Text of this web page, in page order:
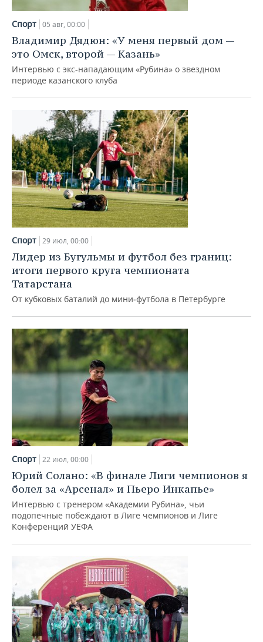
НЕФТЕХИМИЯ
НЕФТЬ
ОПК
ЭНЕРГЕТИКА
РОЗНИЧНАЯ ТОРГОВЛЯ
ТРАНСПОРТ
УСЛУГИ
НОВОСТИ ТЕХНОЛОГИЙ
МЕДИА
МЕРОПРИЯТИЯ
НОВОСТИ МЕРОПРИЯТИЙ
ВЫЕЗДНАЯ РЕДАКЦИЯ
ONLINE-КОНФЕРЕНЦИИ
ОТКРЫТАЯ ЛЕКЦИЯ
СПОРТ
НОВОСТИ СПОРТА
ХОККЕЙ
БАСКЕТБОЛ
ВОЛЕЙБОЛ
КИБЕРСПОРТ
ФИГУРНОЕ КАТАНИЕ
ВОДНЫЕ ВИДЫ СПОРТА
ХОККЕЙ С МЯЧОМ
ОБЩЕСТВО
ВЛАСТЬ
ИНФРАСТРУКТУРА
ИСТОРИЯ
КУЛЬТУРА
МЕДИЦИНА
ОБРАЗОВАНИЕ
ПРОИСШЕСТВИЯ
СЮЖЕТЫ
СПРАВОЧНИК
СПИСОК ПЕРСОН
СПИСОК КОМПАНИЙ
ПОЛНАЯ ВЕРСИЯ
Спорт 05 авг, 00:00
Владимир Дядюн: «У меня первый дом —
это Омск, второй — Казань»
Интервью с экс-нападающим «Рубина» о звездном
периоде казанского клуба
Спорт 29 июл, 00:00
Лидер из Бугульмы и футбол без границ:
итоги первого круга чемпионата
Татарстана
От кубковых баталий до мини‑футбола в Петербурге
Спорт 22 июл, 00:00
Юрий Солано: «В финале Лиги чемпионов я
болел за «Арсенал» и Пьеро Инкапье»
Интервью с тренером «Академии Рубина», чьи
подопечные побеждают в Лиге чемпионов и Лиге
Конференций УЕФА